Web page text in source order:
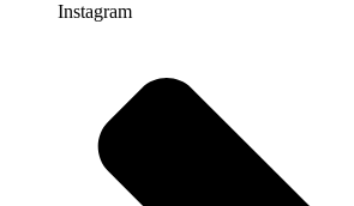
Instagram